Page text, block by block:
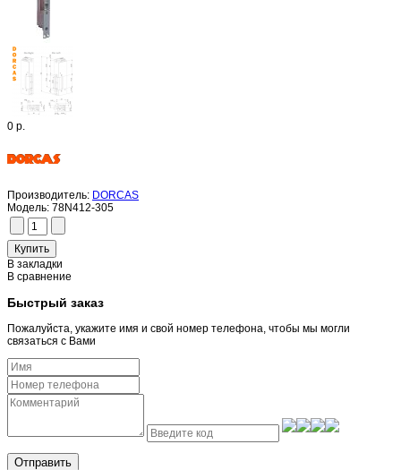
0 р.
Производитель: DORCAS
Модель: 78N412-305
В закладки
В сравнение
Быстрый заказ
Пожалуйста, укажите имя и свой номер телефона, чтобы мы могли
связаться с Вами
Отправить